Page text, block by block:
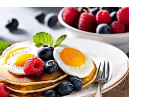
Noël, crémaillère,
mariage, fête des Mères
ou fête des Pères. Un
cadeau utile pour tous
ceux qui aiment cuisiner
ou recevoir. ✔️ ACHAT
SANS RISQUE : En cas de
casse à la livraison, notre